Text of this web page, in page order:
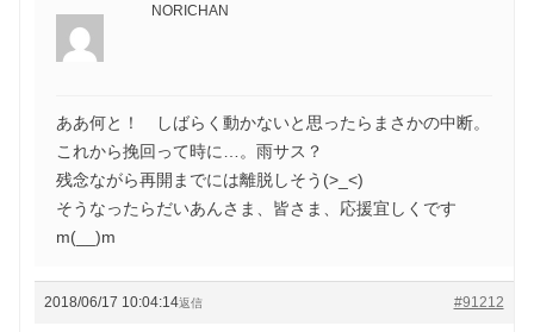
NORICHAN
ああ何と！ しばらく動かないと思ったらまさかの中断。
これから挽回って時に…。雨サス？
残念ながら再開までには離脱しそう(>_<)
そうなったらだいあんさま、皆さま、応援宜しくです
m(__)m
2018/06/17 10:04:14 #91212
返信